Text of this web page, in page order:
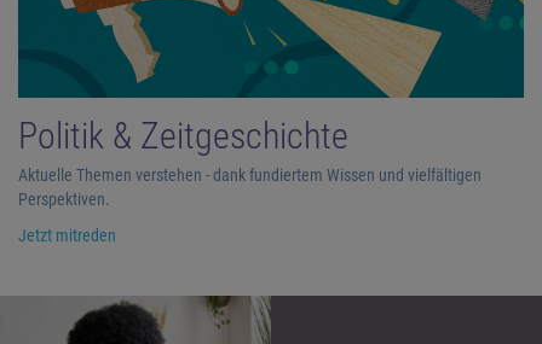
Politik & Zeitgeschichte
Aktuelle Themen verstehen - dank fundiertem Wissen und vielfältigen
Perspektiven.
Jetzt mitreden